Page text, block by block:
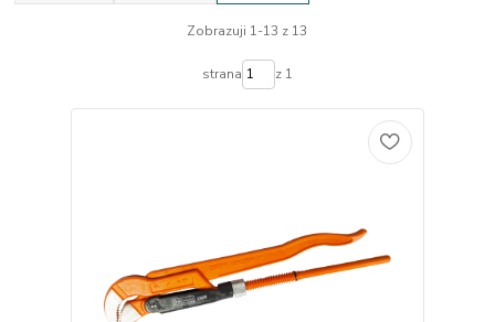
Zobrazuji 1-13 z 13
strana z 1